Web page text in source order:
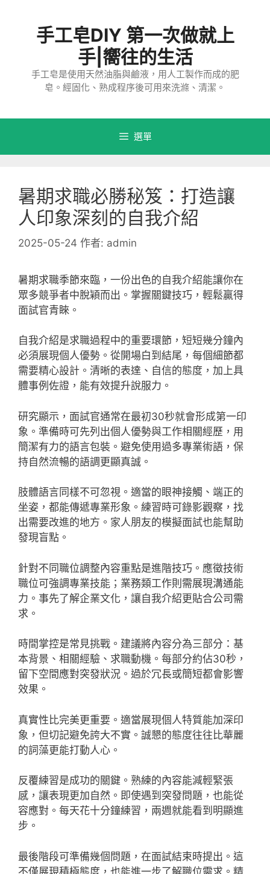
手工皂DIY 第一次做就上
手|嚮往的生活
手工皂是使用天然油脂與鹼液，用人工製作而成的肥
皂。經固化、熟成程序後可用來洗滌、清潔。
選單
暑期求職必勝秘笈：打造讓
人印象深刻的自我介紹
2025-05-24 作者: admin
暑期求職季節來臨，一份出色的自我介紹能讓你在
眾多競爭者中脫穎而出。掌握關鍵技巧，輕鬆贏得
面試官青睞。
自我介紹是求職過程中的重要環節，短短幾分鐘內
必須展現個人優勢。從開場白到結尾，每個細節都
需要精心設計。清晰的表達、自信的態度，加上具
體事例佐證，能有效提升說服力。
研究顯示，面試官通常在最初30秒就會形成第一印
象。準備時可先列出個人優勢與工作相關經歷，用
簡潔有力的語言包裝。避免使用過多專業術語，保
持自然流暢的語調更顯真誠。
肢體語言同樣不可忽視。適當的眼神接觸、端正的
坐姿，都能傳遞專業形象。練習時可錄影觀察，找
出需要改進的地方。家人朋友的模擬面試也能幫助
發現盲點。
針對不同職位調整內容重點是進階技巧。應徵技術
職位可強調專業技能；業務類工作則需展現溝通能
力。事先了解企業文化，讓自我介紹更貼合公司需
求。
時間掌控是常見挑戰。建議將內容分為三部分：基
本背景、相關經驗、求職動機。每部分約佔30秒，
留下空間應對突發狀況。過於冗長或簡短都會影響
效果。
真實性比完美更重要。適當展現個人特質能加深印
象，但切記避免誇大不實。誠懇的態度往往比華麗
的詞藻更能打動人心。
反覆練習是成功的關鍵。熟練的內容能減輕緊張
感，讓表現更加自然。即使遇到突發問題，也能從
容應對。每天花十分鐘練習，兩週就能看到明顯進
步。
最後階段可準備幾個問題，在面試結束時提出。這
不僅展現積極態度，也能進一步了解職位需求。精